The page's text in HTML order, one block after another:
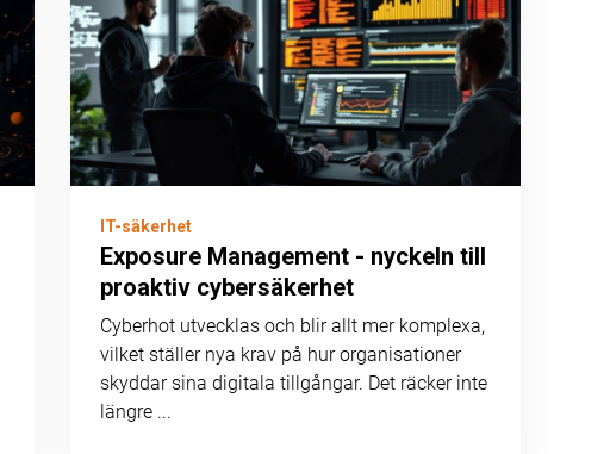
IT-säkerhet
Exposure Management - nyckeln till
proaktiv cybersäkerhet
Cyberhot utvecklas och blir allt mer komplexa,
vilket ställer nya krav på hur organisationer
skyddar sina digitala tillgångar. Det räcker inte
längre ...